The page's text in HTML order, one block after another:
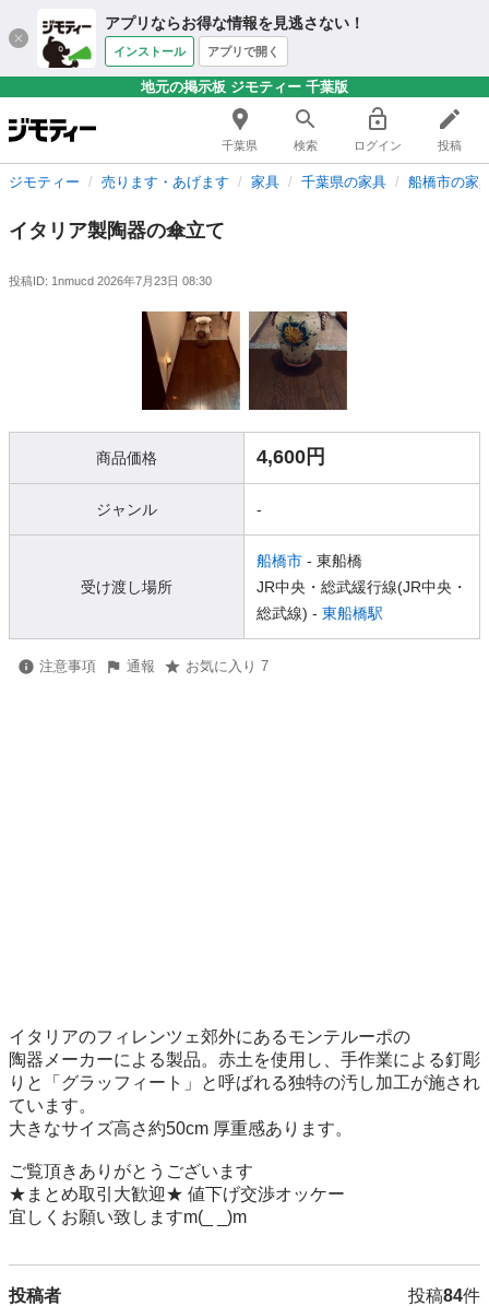
アプリならお得な情報を見逃さない！
インストール アプリで開く
地元の掲示板 ジモティー 千葉版
千葉県 検索 ログイン 投稿
ジモティー 売ります・あげます 家具 千葉県の家具 船橋市の家
イタリア製陶器の傘立て
投稿ID: 1nmucd 2026年7月23日 08:30
商品価格 4,600円
ジャンル -
受け渡し場所
船橋市 - 東船橋
JR中央・総武緩行線(JR中央・
総武線) - 東船橋駅
注意事項 通報 お気に入り 7
イタリアのフィレンツェ郊外にあるモンテルーポの
陶器メーカーによる製品。赤土を使用し、手作業による釘彫
りと「グラッフィート」と呼ばれる独特の汚し加工が施され
ています。
大きなサイズ高さ約50cm 厚重感あります。
ご覧頂きありがとうございます
★まとめ取引大歓迎★ 値下げ交渉オッケー
宜しくお願い致しますm(_ _)m
投稿者 投稿84件